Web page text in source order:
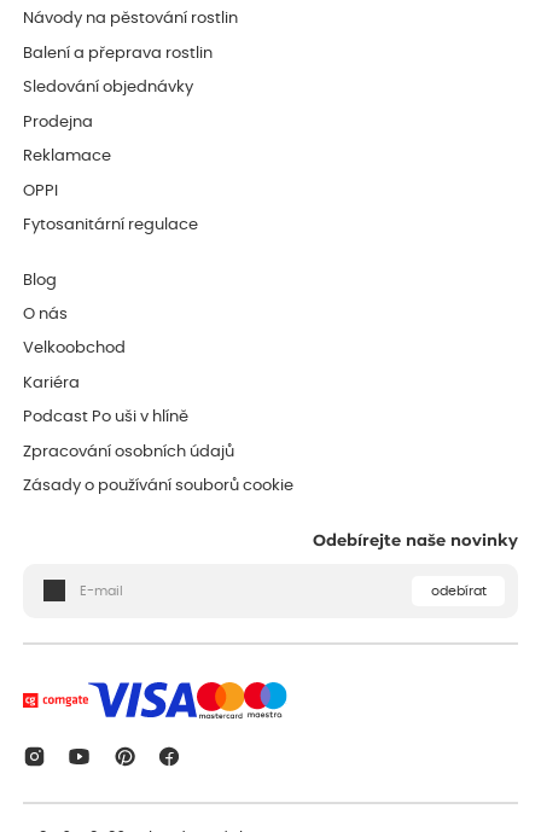
Návody na pěstování rostlin
Balení a přeprava rostlin
Sledování objednávky
Prodejna
Reklamace
OPPI
Fytosanitární regulace
Blog
O nás
Velkoobchod
Kariéra
Podcast Po uši v hlíně
Zpracování osobních údajů
Zásady o používání souborů cookie
Odebírejte naše novinky
odebírat